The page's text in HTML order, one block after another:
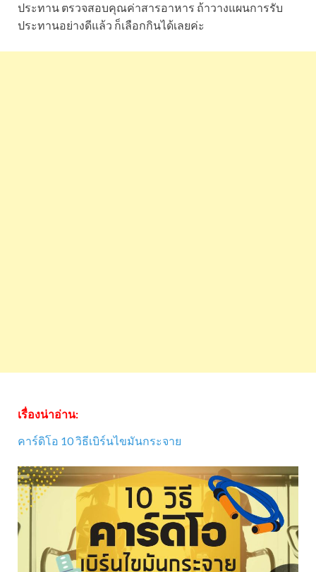
ประทาน ตรวจสอบคุณค่าสารอาหาร ถ้าวางแผนการรับ
ประทานอย่างดีแล้ว ก็เลือกกินได้เลยค่ะ
เรื่องน่าอ่าน:
คาร์ดิโอ 10 วิธีเบิร์นไขมันกระจาย